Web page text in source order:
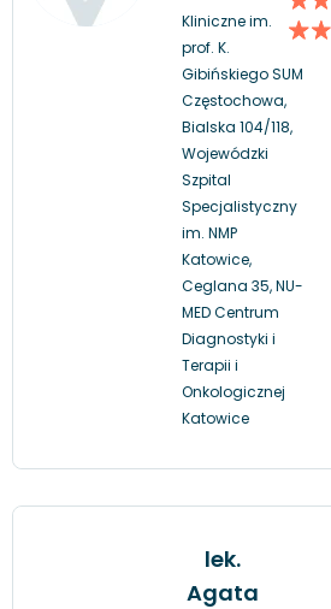
Kliniczne im.
prof. K.
Gibińskiego SUM
Częstochowa,
Bialska 104/118,
Wojewódzki
Szpital
Specjalistyczny
im. NMP
Katowice,
Ceglana 35, NU-
MED Centrum
Diagnostyki i
Terapii i
Onkologicznej
Katowice
lek.
Agata